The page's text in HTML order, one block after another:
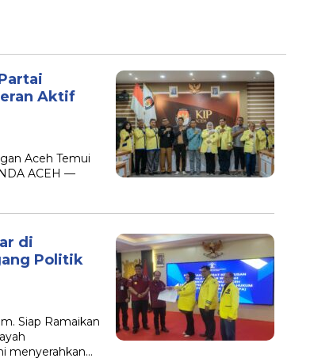
Aktif
Aceh Temui
ACEH —
di
Politik
Siap Ramaikan
menyerahkan…